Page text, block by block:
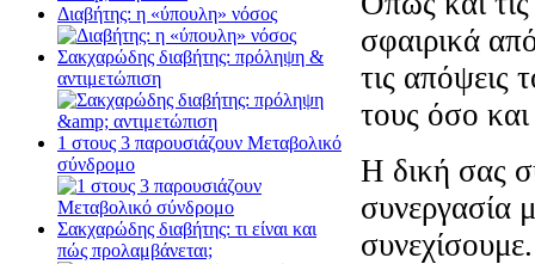
σφαιρικά
τις απόψεις
τους όσο
Η δική σας
συνεργασία
συνεχίσουμε.
Διαβήτης: η «ύπουλη» νόσος
Σακχαρώδης διαβήτης: πρόληψη &
αντιμετώπιση
1 στους 3 παρουσιάζουν Μεταβολικό
σύνδρομο
Σακχαρώδης διαβήτης: τι είναι και
πώς προλαμβάνεται;